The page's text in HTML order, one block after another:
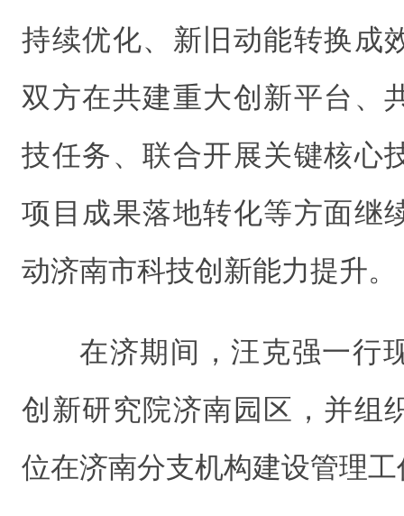
持续优化、新旧动能转换成
双方在共建重大创新平台、
技任务、联合开展关键核心
项目成果落地转化等方面继
动济南市科技创新能力提升。
在济期间，汪克强一行
创新研究院济南园区，并组
位在济南分支机构建设管理